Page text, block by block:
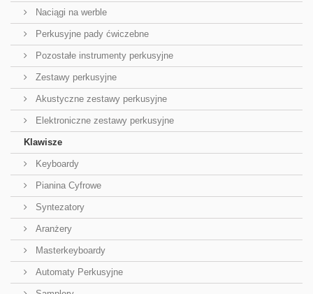
Naciągi na werble
Perkusyjne pady ćwiczebne
Pozostałe instrumenty perkusyjne
Zestawy perkusyjne
Akustyczne zestawy perkusyjne
Elektroniczne zestawy perkusyjne
Klawisze
Keyboardy
Pianina Cyfrowe
Syntezatory
Aranżery
Masterkeyboardy
Automaty Perkusyjne